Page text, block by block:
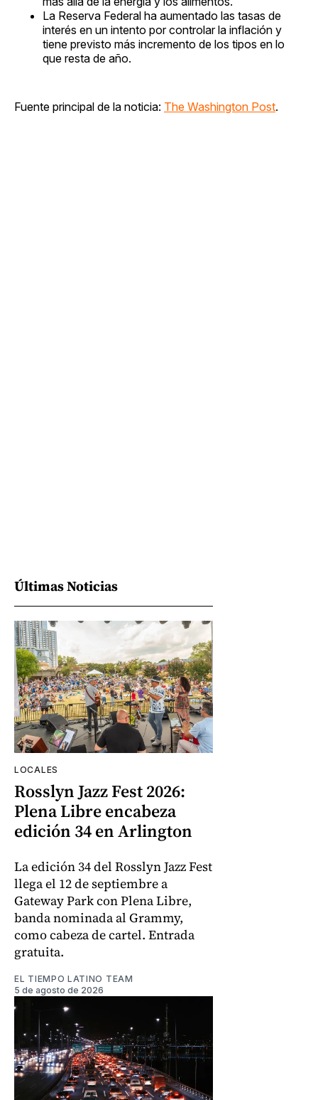
La Reserva Federal ha aumentado las tasas de
interés en un intento por controlar la inflación y
tiene previsto más incremento de los tipos en lo
que resta de año.
Fuente principal de la noticia: The Washington Post.
Últimas Noticias
LOCALES
Rosslyn Jazz Fest 2026:
Plena Libre encabeza
edición 34 en Arlington
La edición 34 del Rosslyn Jazz Fest
llega el 12 de septiembre a
Gateway Park con Plena Libre,
banda nominada al Grammy,
como cabeza de cartel. Entrada
gratuita.
EL TIEMPO LATINO TEAM
5 de agosto de 2026